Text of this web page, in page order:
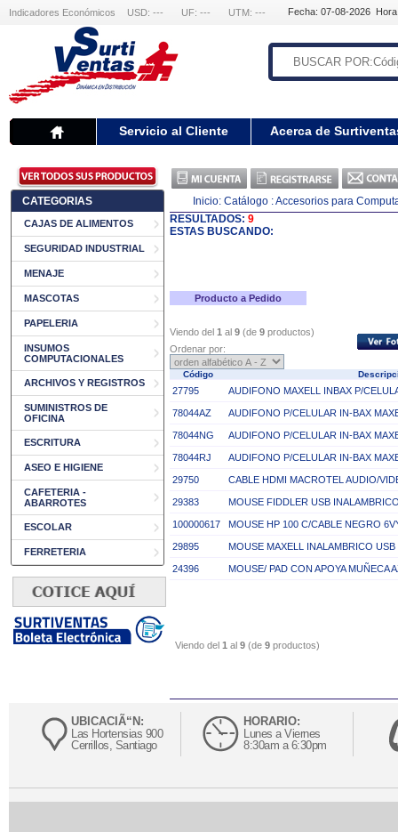
Indicadores Económicos USD: --- UF: --- UTM: --- Fecha: 07-08-2026
Servicio al Cliente Acerca de
CATEGORIAS
CAJAS DE ALIMENTOS
SEGURIDAD INDUSTRIAL
MENAJE
MASCOTAS
PAPELERIA
INSUMOS
COMPUTACIONALES
ARCHIVOS Y REGISTROS
SUMINISTROS DE
OFICINA
ESCRITURA
ASEO E HIGIENE
CAFETERIA -
ABARROTES
ESCOLAR
FERRETERIA
Inicio: Catálogo : Accesorios para
RESULTADOS: 9
ESTAS BUSCANDO:
Producto a Pedido
Viendo del 1 al 9 (de 9 productos)
Ordenar por:
Código
27795 AUDIFONO MAXELL INBAX P/
78044AZ AUDIFONO P/CELULAR IN-BAX
78044NG AUDIFONO P/CELULAR IN-BAX
78044RJ AUDIFONO P/CELULAR IN-BAX
29750 CABLE HDMI MACROTEL AUDIO/
29383 MOUSE FIDDLER USB
100000617 MOUSE HP 100 C/CABLE NEGRO
29895 MOUSE MAXELL INALAMBRICO
24396 MOUSE/ PAD CON APOYA MUÑECA
Viendo del 1 al 9 (de 9 productos)
UBICACIÃ“N:
Las Hortensias 900
Cerrillos, Santiago
HORARIO:
Lunes a Viernes
8:30am a 6:30pm